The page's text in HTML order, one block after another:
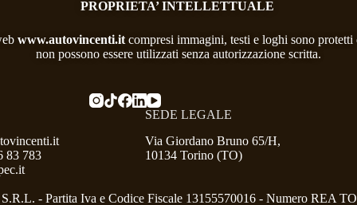
PROPRIETA’ INTELLETTUALE
www.autovincenti.it compresi immagini, testi e loghi sono
non possono essere utilizzati senza autorizzazione scritta.
83 783
SEDE LEGALE
Via Giordano Bruno 65/H,
10134 Torino (TO)
- Partita Iva e Codice Fiscale 13155570016 - Numero REA